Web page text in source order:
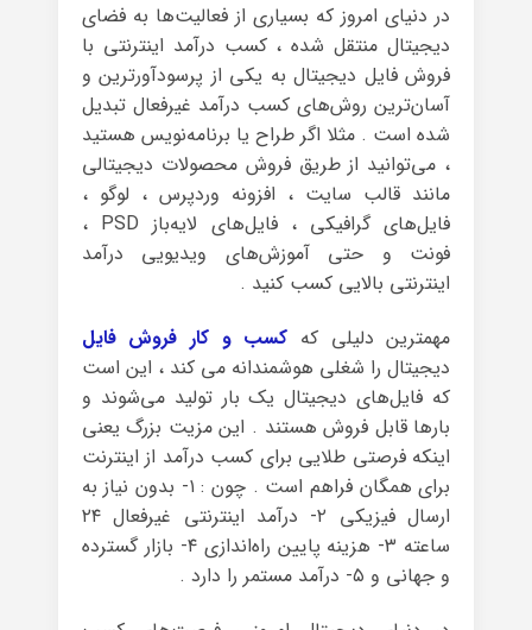
در دنیای امروز که بسیاری از فعالیت‌ها به فضای
دیجیتال منتقل شده ، کسب درآمد اینترنتی با
فروش فایل دیجیتال به یکی از پرسودآورترین و
آسان‌ترین روش‌های کسب درآمد غیرفعال تبدیل
شده است . مثلا اگر طراح یا برنامه‌نویس هستید
، می‌توانید از طریق فروش محصولات دیجیتالی
مانند قالب سایت ، افزونه وردپرس ، لوگو ،
فایل‌های گرافیکی ، فایل‌های لایه‌باز PSD ،
فونت و حتی آموزش‌های ویدیویی درآمد
اینترنتی بالایی کسب کنید .
مهمترین دلیلی که کسب و کار فروش فایل
دیجیتال را شغلی هوشمندانه می کند ، این است
که فایل‌های دیجیتال یک بار تولید می‌شوند و
بارها قابل فروش هستند . این مزیت بزرگ یعنی
اینکه فرصتی طلایی برای کسب درآمد از اینترنت
برای همگان فراهم است . چون : ۱- بدون نیاز به
ارسال فیزیکی ۲- درآمد اینترنتی غیرفعال ۲۴
ساعته ۳- هزینه پایین راه‌اندازی ۴- بازار گسترده
و جهانی و ۵- درآمد مستمر را دارد .